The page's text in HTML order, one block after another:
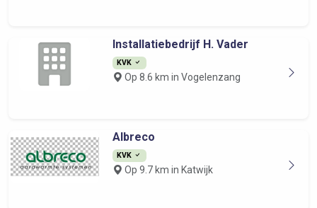
Installatiebedrijf H. Vader
KVK
Op 8.6 km in Vogelenzang
Albreco
KVK
Op 9.7 km in Katwijk